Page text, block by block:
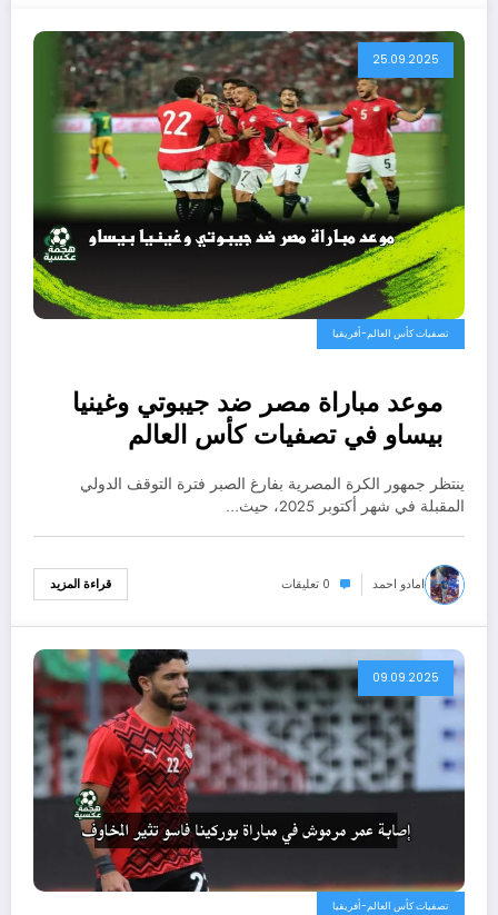
25.09.2025
تصفيات كأس العالم-أفريقيا
موعد مباراة مصر ضد جيبوتي وغينيا
بيساو في تصفيات كأس العالم
الصعود
ينتظر جمهور الكرة المصرية بفارغ الصبر فترة التوقف الدولي
المقبلة في شهر أكتوبر 2025، حيث…
امادو احمد 0 تعليقات قراءة المزيد
09.09.2025
تصفيات كأس العالم-أفريقيا